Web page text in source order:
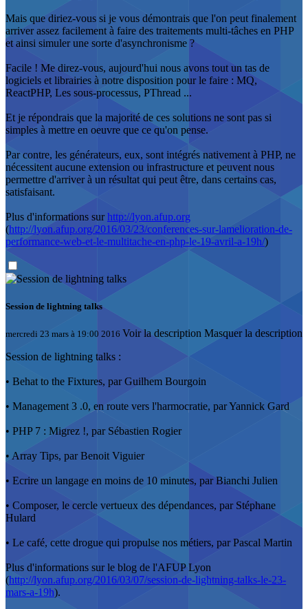
Mais que diriez-vous si je vous démontrais que l'on peut finalement
arriver assez facilement à faire des traitements multi-tâches en PHP
et ainsi simuler une sorte d'asynchronisme ?
Facile ! Me direz-vous, aujourd'hui nous avons tout un tas de
logiciels et librairies à notre disposition pour le faire : MQ,
ReactPHP, Les sous-processus, PThread ...
Et je répondrais que la majorité de ces solutions ne sont pas si
simples à mettre en oeuvre que ce qu'on pense.
Par contre, les générateurs, eux, sont intégrés nativement à PHP, ne
nécessitent aucune extension ou infrastructure et peuvent nous
permettre d'arriver à un résultat qui peut être, dans certains cas,
satisfaisant.
Plus d'informations surhttp://lyon.afup.org
(http://lyon.afup.org/2016/03/23/conferences-sur-lamelioration-de-
performance-web-et-le-multitache-en-php-le-19-avril-a-19h/)
Session de lightning talks
mercredi 23 mars à 19:00 2016 Voir la description Masquer la description
Session de lightning talks :
• Behat to the Fixtures, par Guilhem Bourgoin
• Management 3 .0, en route vers l'harmocratie, par Yannick Gard
• PHP 7 : Migrez !, par Sébastien Rogier
• Array Tips, par Benoit Viguier
• Ecrire un langage en moins de 10 minutes, par Bianchi Julien
• Composer, le cercle vertueux des dépendances, par Stéphane
Hulard
• Le café, cette drogue qui propulse nos métiers, par Pascal Martin
Plus d'informations sur le blog de l'AFUP Lyon
(http://lyon.afup.org/2016/03/07/session-de-lightning-talks-le-23-
mars-a-19h).